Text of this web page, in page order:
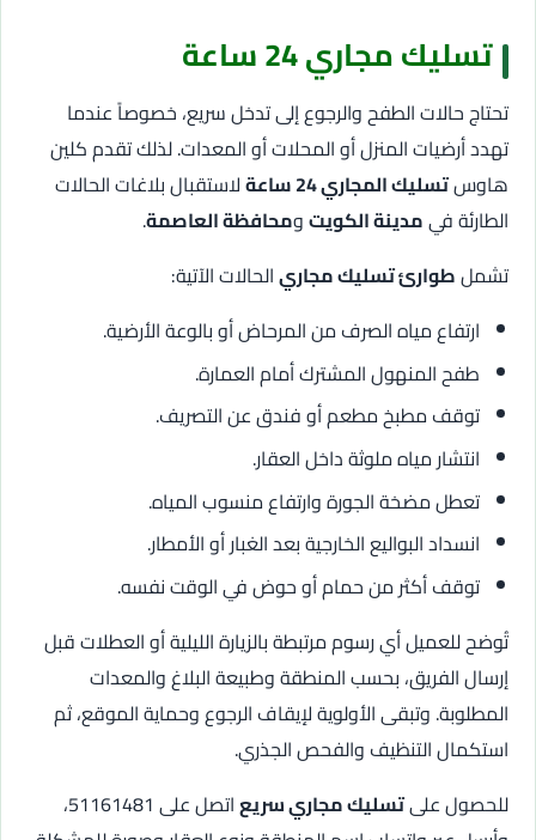
تسليك مجاري 24 ساعة
تحتاج حالات الطفح والرجوع إلى تدخل سريع، خصوصاً عندما
تهدد أرضيات المنزل أو المحلات أو المعدات. لذلك تقدم كلين
هاوستسليك المجاري 24 ساعة
لاستقبال بلاغات الحالات
الطارئة فيمدينة الكويتومحافظة العاصمة.
تشملطوارئ تسليك مجاريالحالات الآتية:
ارتفاع مياه الصرف من المرحاض أو بالوعة الأرضية.
طفح المنهول المشترك أمام العمارة.
توقف مطبخ مطعم أو فندق عن التصريف.
انتشار مياه ملوثة داخل العقار.
تعطل مضخة الجورة وارتفاع منسوب المياه.
انسداد البواليع الخارجية بعد الغبار أو الأمطار.
توقف أكثر من حمام أو حوض في الوقت نفسه.
تُوضح للعميل أي رسوم مرتبطة بالزيارة الليلية أو العطلات قبل
إرسال الفريق، بحسب المنطقة وطبيعة البلاغ والمعدات
المطلوبة. وتبقى الأولوية لإيقاف الرجوع وحماية الموقع، ثم
استكمال التنظيف والفحص الجذري.
للحصول علىتسليك مجاري سريع
اتصل على 51161481،